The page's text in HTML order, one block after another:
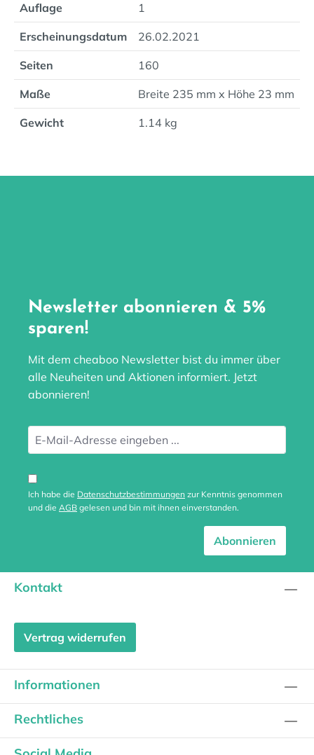
Auflage 1
Erscheinungsdatum 26.02.2021
Seiten 160
Maße Breite 235 mm x Höhe 23 mm
Gewicht 1.14 kg
Newsletter abonnieren & 5%
sparen!
Mit dem cheaboo Newsletter bist du immer über
alle Neuheiten und Aktionen informiert. Jetzt
abonnieren!
Ich habe die Datenschutzbestimmungen zur Kenntnis genommen
und die AGB gelesen und bin mit ihnen einverstanden.
Abonnieren
Kontakt
Vertrag widerrufen
Informationen
Rechtliches